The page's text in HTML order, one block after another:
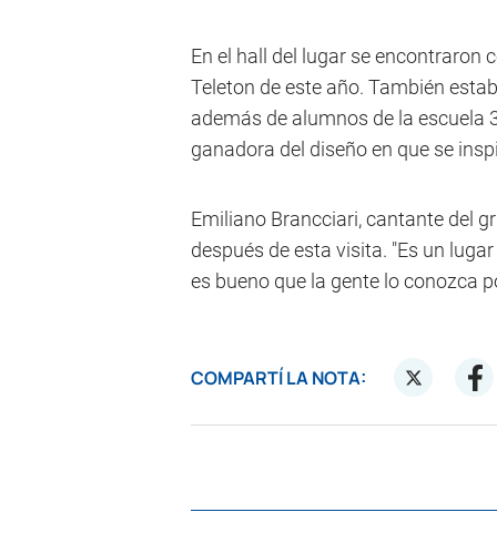
En el hall del lugar se encontraron
Teleton de este año. También
además de alumnos de la escuela
ganadora del diseño en que se
Emiliano Brancciari, cantante del
después de esta visita. "Es un
es bueno que la gente lo conozca
COMPARTÍ LA NOTA: